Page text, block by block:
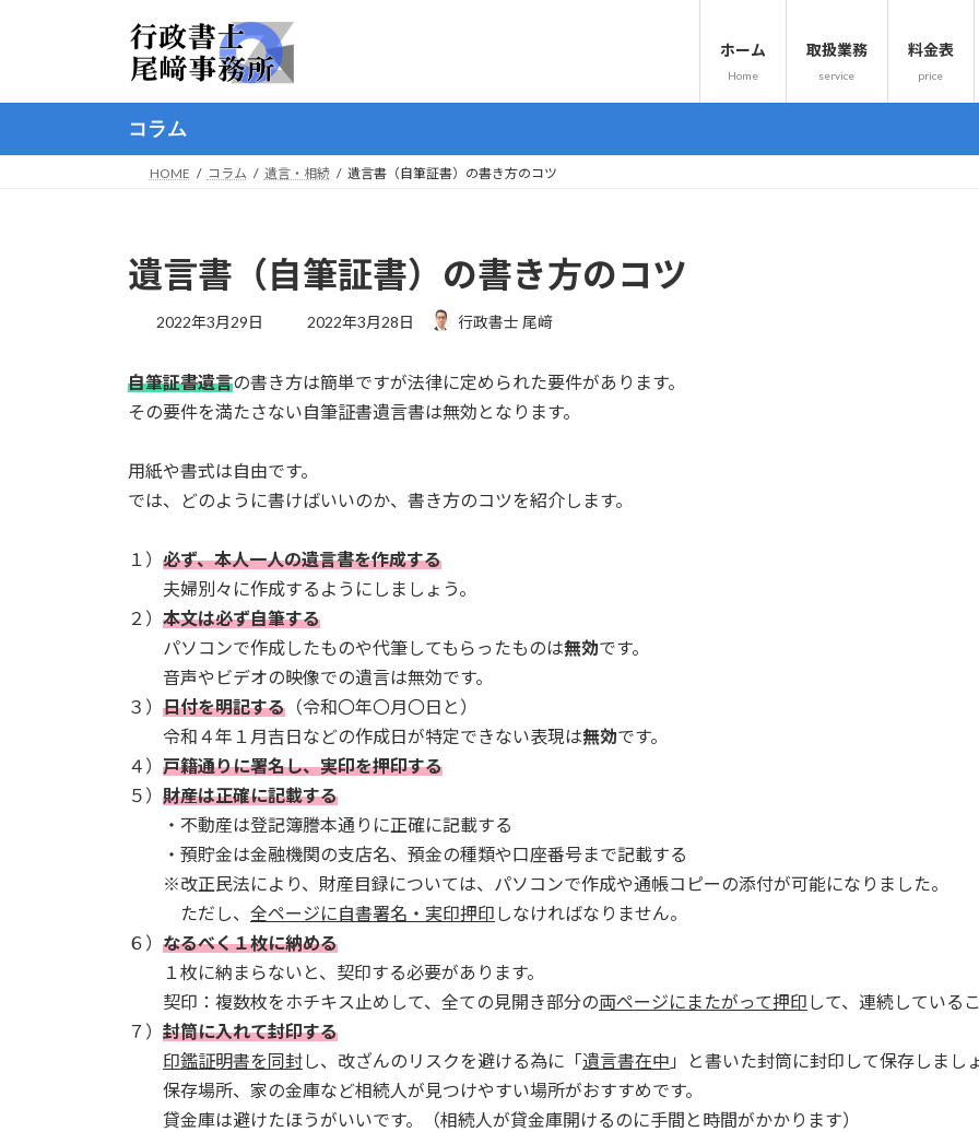
ホーム
Home
取扱業務
service
料金表
price
コラム
HOME コラム 遺言・相続 遺言書（自筆証書）の書き方のコツ
遺言書（自筆証書）の書き方のコツ
2022年3月29日
最
新
日
2022年3月28日 行政書士 尾﨑
自筆証書遺言の書き方は簡単ですが法律に定められた要件があります。
その要件を満たさない自筆証書遺言書は無効となります。
用紙や書式は自由です。
では、どのように書けばいいのか、書き方のコツを紹介します。
１） 必ず、本人一人の遺言書を作成する
夫婦別々に作成するようにしましょう。
２） 本文は必ず自筆する
パソコンで作成したものや代筆してもらったものは無効です。
音声やビデオの映像での遺言は無効です。
３） 日付を明記する （令和〇年〇月〇日と）
令和４年１月吉日などの作成日が特定できない表現は無効です。
４） 戸籍通りに署名し、実印を押印する
５） 財産は正確に記載する
・不動産は登記簿謄本通りに正確に記載する
・預貯金は金融機関の支店名、預金の種類や口座番号まで記載する
※改正民法により、財産目録については、パソコンで作成や通帳コピーの添付が可能になりました。
ただし、 全ページに自書署名・実印押印 しなければなりません。
６） なるべく１枚に納める
１枚に納まらないと、契印する必要があります。
契印：複数枚をホチキス止めして、全ての見開き部分の両ページにまたがって押印 して、連続している
７） 封筒に入れて封印する
印鑑証明書を同封し、改ざんのリスクを避ける為に「遺言書在中 」と書いた封筒に封印して保存しましょ
保存場所、家の金庫など相続人が見つけやすい場所がおすすめです。
貸金庫は避けたほうがいいです。（相続人が貸金庫開けるのに手間と時間がかかります）